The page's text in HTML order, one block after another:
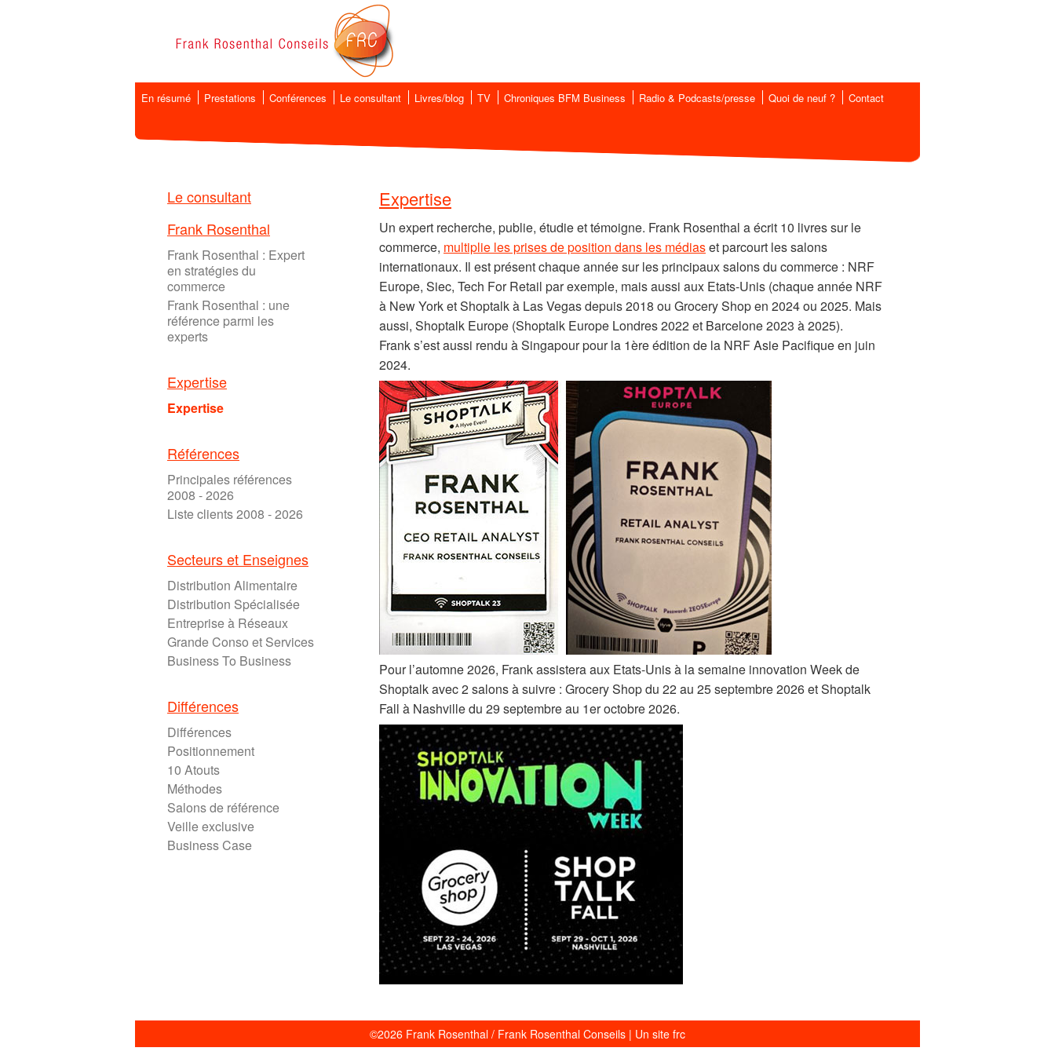
En résumé Prestations Conférences Le consultant Livres/blog TV Chroniques BFM Business Radio & Podcasts/presse Quoi de neuf ? Contact
Le consultant
Frank Rosenthal
Frank Rosenthal : Expert
en stratégies du
commerce
Frank Rosenthal : une
référence parmi les
experts
Expertise
Expertise
Références
Principales références
2008 - 2026
Liste clients 2008 - 2026
Secteurs et Enseignes
Distribution Alimentaire
Distribution Spécialisée
Entreprise à Réseaux
Grande Conso et Services
Business To Business
Différences
Différences
Positionnement
10 Atouts
Méthodes
Salons de référence
Veille exclusive
Business Case
Expertise
Un expert recherche, publie, étudie et témoigne. Frank Rosenthal a écrit 10 livres sur le
commerce, multiplie les prises de position dans les médiaset parcourt les salons
internationaux. Il est présent chaque année sur les principaux salons du commerce : NRF
Europe, Siec, Tech For Retail par exemple, mais aussi aux Etats-Unis (chaque année NRF
à New York et Shoptalk à Las Vegas depuis 2018 ou Grocery Shop en 2024 ou 2025. Mais
aussi, Shoptalk Europe (Shoptalk Europe Londres 2022 et Barcelone 2023 à 2025).
Frank s’est aussi rendu à Singapour pour la 1ère édition de la NRF Asie Pacifique en juin
2024.
Pour l’automne 2026, Frank assistera aux Etats-Unis à la semaine innovation Week de
Shoptalk avec 2 salons à suivre : Grocery Shop du 22 au 25 septembre 2026 et Shoptalk
Fall à Nashville du 29 septembre au 1eroctobre 2026.
©2026 Frank Rosenthal / Frank Rosenthal Conseils | Un site frc